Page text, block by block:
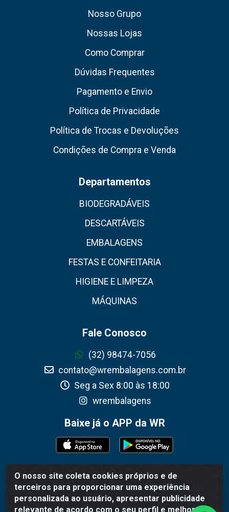
O nosso site coleta cookies próprios e de
terceiros para proporcionar uma experiência
personalizada ao usuário, apresentar publicidade
relevante de acordo com o seu perfil e melhorar a
Nosso Grupo
Nossas Lojas
Como Comprar
Dúvidas Frequentes
Pagamento e Envio
Política de Privacidade
Política de Trocas e Devoluções
Condições de Compra e Venda
Departamentos
BIODEGRADÁVEIS
DESCARTÁVEIS
EMBALAGENS
FESTAS E CONFEITARIA
HIGIENE E LIMPEZA
MÁQUINAS
Fale Conosco
(32) 98474-7056
contato@wrembalagens.com.br
Seg a Sex 8:00 às 18:00
wrembalagens
Baixe já o APP da WR
WR Embalagens - R. Cel. Teodoro Gomes de Araújo, 1360 -
Grogotó - Barbacena / MG - CEP 36202-628 - CNPJ
02.692.206/0001-55